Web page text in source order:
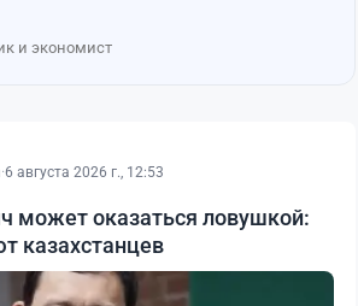
и экономист
·6 августа 2026 г., 12:53
может оказаться ловушкой:
казахстанцев